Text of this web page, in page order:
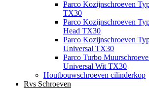
Parco Kozijnschroeven
TX30
Parco Kozijnschroeven
Head TX30
Parco Kozijnschroeven
Universal TX30
Parco Turbo
Universal Wit TX30
Houtbouwschroeven cilinderkop
Rvs Schroeven